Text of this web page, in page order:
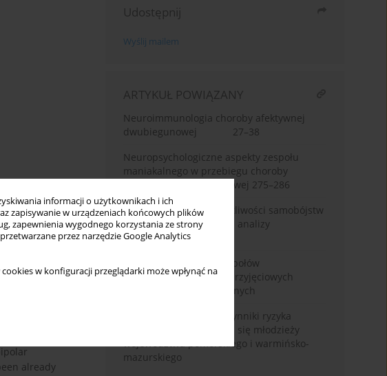
informacji o użytkownikach i ich
zapisywanie w urządzeniach końcowych plików
zapewnienia wygodnego korzystania ze strony
przez narzędzie Google Analytics
w konfiguracji przeglądarki może wpłynąć na
with the
and
In 2005,
of the
have
already
Udostępnij
Wyślij mailem
ARTYKUŁ POWIĄZANY
Neuroimmunologia choroby afektywnej
dwubiegunowej 27–38
Neuropsychologiczne aspekty zespołu
maniakalnego w przebiegu choroby
afektywnej dwubiegunowej 275–286
Dynamika zmian częstotliwości samobójstw
na kolei w Polsce- próba analizy
epidemiologicznej
Rozpowszechnienie zespołów
katatonicznych w ostroprzyjęciowych
oddziałach psychiatrycznych
Rozpowszechnienie i czynniki ryzyka
ortoreksji wśród uczącej się młodzieży
województwa pomorskiego i warmińsko-
mazurskiego